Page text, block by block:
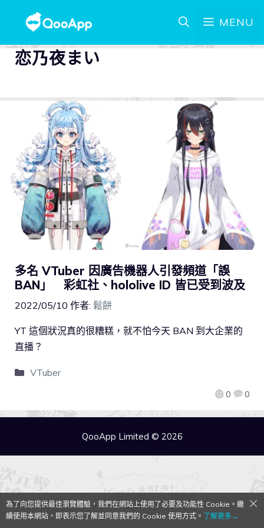
MENU
恋乃夜まい
多名 VTuber 因廣告機器人引發頻道「誤
BAN」 彩虹社、hololive ID 皆已受到波及
2022/05/10 作者: 鬆餅
0 0
YT 這個狀況真的很糟糕，就不怕今天 BAN 到大企業的
直播？
VTuber
QooApp Limited © 2026
為了向您提供最佳瀏覽體驗，我們在網站上使用了必要及功能性 Cookie。繼
續使用本網站，即表示您了解並同意我們的 Cookie 使用方式。 了解更多→